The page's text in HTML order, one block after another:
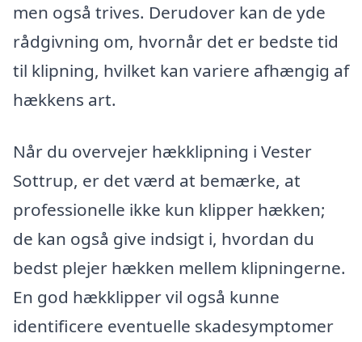
men også trives. Derudover kan de yde
rådgivning om, hvornår det er bedste tid
til klipning, hvilket kan variere afhængig af
hækkens art.
Når du overvejer hækklipning i Vester
Sottrup, er det værd at bemærke, at
professionelle ikke kun klipper hækken;
de kan også give indsigt i, hvordan du
bedst plejer hækken mellem klipningerne.
En god hækklipper vil også kunne
identificere eventuelle skadesymptomer